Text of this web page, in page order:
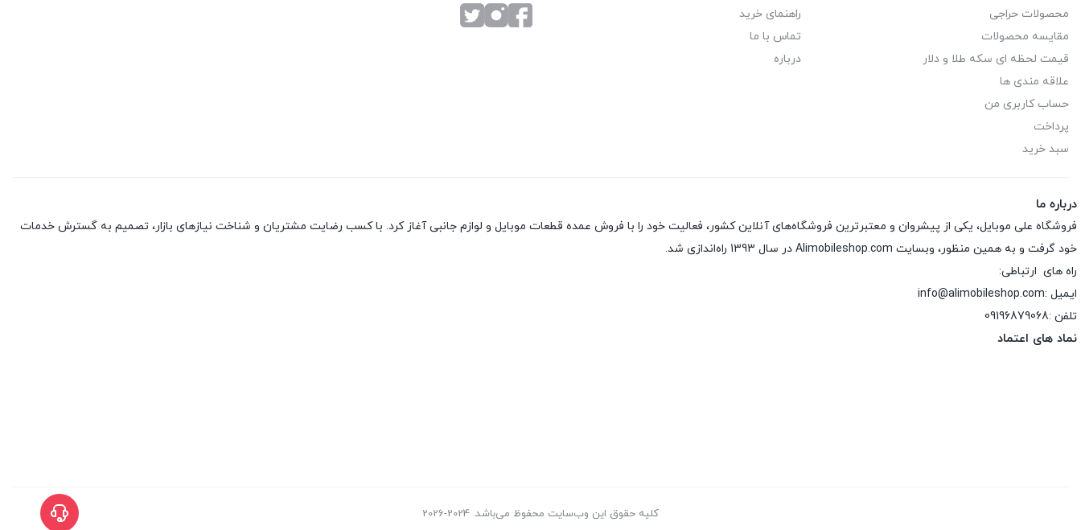
محصولات حراجی
مقایسه محصولات
قیمت لحظه ای سکه طلا و دلار
علاقه مندی ها
حساب کاربری من
پرداخت
سبد خرید
راهنمای خرید
تماس با ما
درباره
درباره ما
فروشگاه علی موبایل، یکی از پیشروان و معتبرترین فروشگاه‌های آنلاین کشور، فعالیت خود را با فروش عمده قطعات موبایل و لوازم جانبی آغاز کرد. با کسب رضایت مشتریان و شناخت نیازهای بازار، تصمیم به گسترش خدمات
خود گرفت و به همین منظور، وبسایت Alimobileshop.com در سال 1393 راه‌اندازی شد.
راه های ارتباطی:
ایمیل :info@alimobileshop.com
تلفن :09196879068
نماد های اعتماد
کلیه حقوق این وب‌سایت محفوظ می‌باشد. 2024-2026